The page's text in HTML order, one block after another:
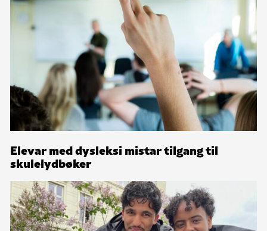
Elevar med dysleksi mistar tilgang til
skulelydbøker